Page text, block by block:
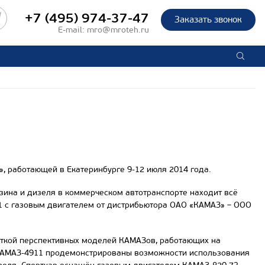
Заказать звонок
+7 (495) 974-37-47
E-mail: mro@mroteh.ru
в Екатеринбурге 9-12 июля 2014 года.
и дизеля в коммерческом автотранспорте находит всё
газовым двигателем от дистрибьютора ОАО «КАМАЗ» – ООО
перспективных моделей КАМАЗов, работающих на
4911 продемонстрированы возможности использования